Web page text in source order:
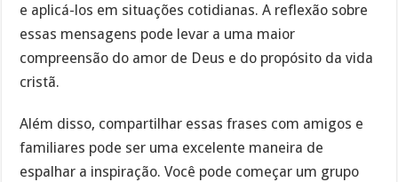
e aplicá-los em situações cotidianas. A reflexão sobre
essas mensagens pode levar a uma maior
compreensão do amor de Deus e do propósito da vida
cristã.
Além disso, compartilhar essas frases com amigos e
familiares pode ser uma excelente maneira de
espalhar a inspiração. Você pode começar um grupo